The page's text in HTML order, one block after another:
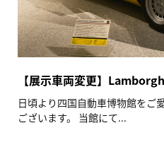
【展示車両変更】
日頃より四国自動車博物館をご
ございます。 当館にて...